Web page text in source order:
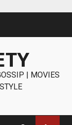
| MOVIES